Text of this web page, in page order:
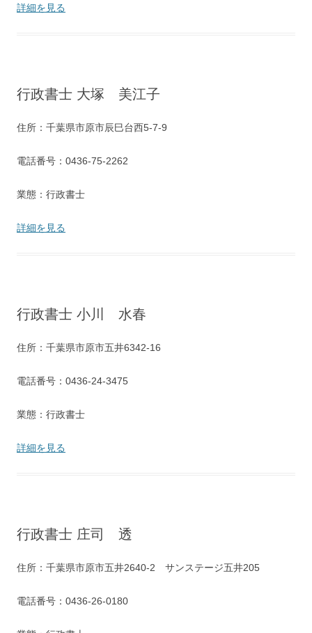
詳細を見る
行政書士 大塚 美江子
住所：千葉県市原市辰巳台西5-7-9
電話番号：0436-75-2262
業態：行政書士
詳細を見る
行政書士 小川 水春
住所：千葉県市原市五井6342-16
電話番号：0436-24-3475
業態：行政書士
詳細を見る
行政書士 庄司 透
住所：千葉県市原市五井2640-2 サンステージ五井205
電話番号：0436-26-0180